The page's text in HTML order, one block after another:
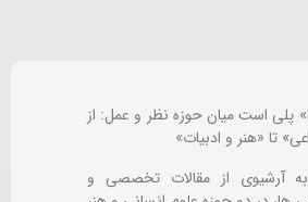
است میان حوزه نظر و عمل: از
تا «هنر و ادبیات»
آرشیوی از مقالات تخصصی و